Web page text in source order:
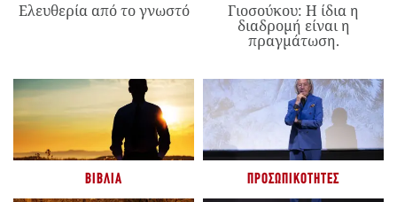
Ελευθερία από το γνωστό Γιοσούκου: Η ίδια η
διαδρομή είναι η
πραγμάτωση.
ΒΙΒΛΊΑ ΠΡΟΣΩΠΙΚΌΤΗΤΕΣ